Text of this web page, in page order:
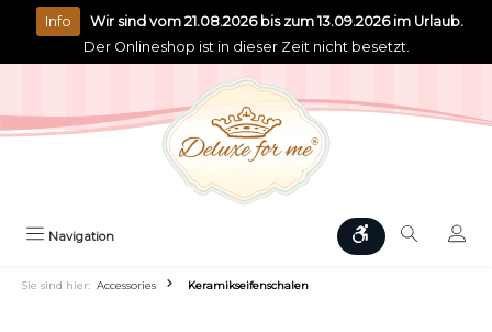
springen
Info
Wir sind vom 21.08.2026 bis zum 13.09.2026 im Urlaub.
Der Onlineshop ist in dieser Zeit nicht besetzt.
Navigation Werkzeugleiste
Sie sind hier: Accessories Keramikseifenschalen